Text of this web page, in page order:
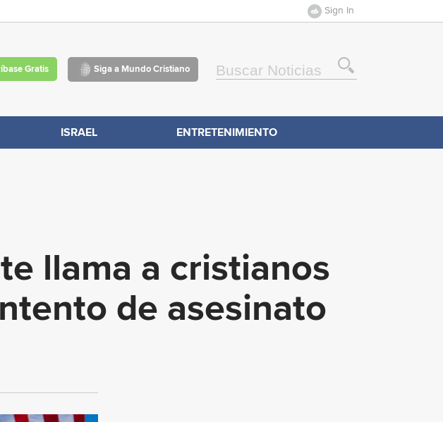
Sign In
Gratis Siga a Mundo Cristiano
ISRAEL ENTRETENIMIENTO
llama a cristianos
de asesinato